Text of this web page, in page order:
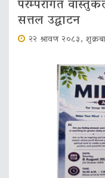
परम्परागत
सत्तल उद्घाटन
२२ श्रावण २०८३,